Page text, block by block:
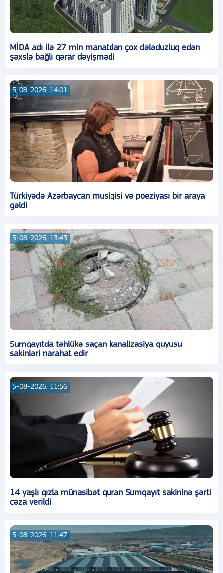
MİDA adı ilə 27 min manatdan çox dələduzluq edən
şəxslə bağlı qərar dəyişmədi
5-08-2026, 14:01
Türkiyədə Azərbaycan musiqisi və poeziyası bir araya
gəldi
5-08-2026, 13:43
Sumqayıtda təhlükə saçan kanalizasiya quyusu
sakinləri narahat edir
5-08-2026, 11:56
14 yaşlı qızla münasibət quran Sumqayıt sakininə şərti
cəza verildi
5-08-2026, 11:47